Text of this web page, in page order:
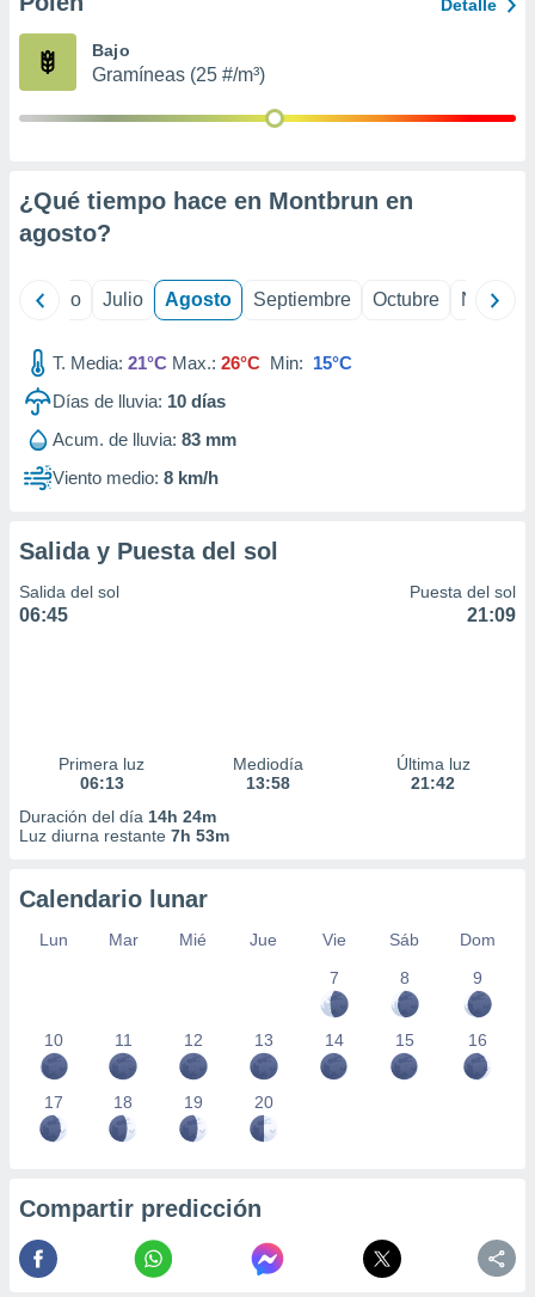
publicidad
1199
Detalle
Bajo
Gramíneas (25 #/m³)
¿Qué tiempo hace en Montbrun en
agosto?
Junio Julio Agosto Septiembre Octubre
T. Media: 21°C Max.: 26°C Min: 15°C
Días de lluvia: 10 días
Acum. de lluvia: 83 mm
Viento medio: 8 km/h
Salida y Puesta del sol
Salida del sol
06:45
Puesta del sol
21:09
Primera luz
06:13
Mediodía
13:58
Última luz
21:42
Duración del día 14h 24m
Luz diurna restante 7h 53m
Calendario lunar
Lun Mar Mié Jue Vie Sáb
Dom
7
8 9
10 11 12 13 14 15 16
17 18 19 20
Compartir predicción